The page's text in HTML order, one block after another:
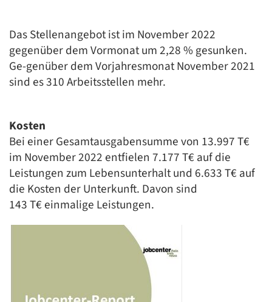
Das Stellenangebot ist im November 2022
gegenüber dem Vormonat um 2,28 % gesunken.
Ge-genüber dem Vorjahresmonat November 2021
sind es 310 Arbeitsstellen mehr.
Kosten
Bei einer Gesamtausgabensumme von 13.997 T€
im November 2022 entfielen 7.177 T€ auf die
Leistungen zum Lebensunterhalt und 6.633 T€ auf
die Kosten der Unterkunft. Davon sind
143 T€ einmalige Leistungen.